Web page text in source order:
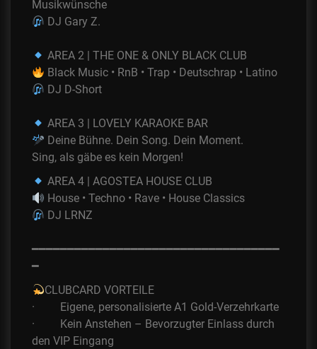
Musikwünsche
DJ Gary Z.
AREA 2 | THE ONE & ONLY BLACK CLUB
Black Music • RnB • Trap • Deutschrap • Latino
DJ D-Short
AREA 3 | LOVELY KARAOKE BAR
Deine Bühne. Dein Song. Dein Moment.
Sing, als gäbe es kein Morgen!
AREA 4 | AGOSTEA HOUSE CLUB
House • Techno • Rave • House Classics
DJ LRNZ
━━━━━━━━━━━━━━━━━━━━━━━━━━━━━━━━━━━
━
CLUBCARD VORTEILE
· Eigene, personalisierte A1 Gold-Verzehrkarte
· Kein Anstehen – Bevorzugter Einlass durch
den VIP Eingang